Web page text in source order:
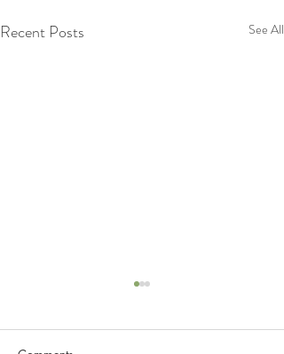
Recent Posts See All